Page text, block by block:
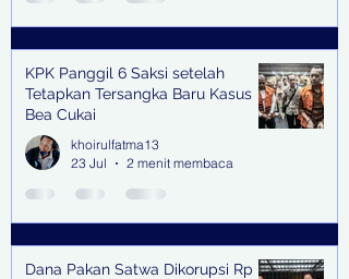
KPK Panggil 6 Saksi setelah
Tetapkan Tersangka Baru Kasus
Bea Cukai
khoirulfatma13
23 Jul
2 menit membaca
Dana Pakan Satwa Dikorupsi Rp